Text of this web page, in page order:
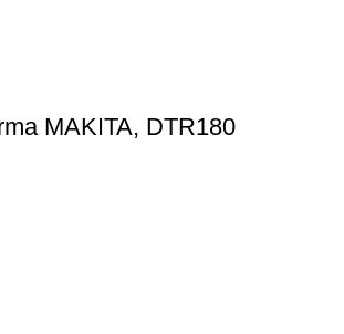
MAKITA, DTR180